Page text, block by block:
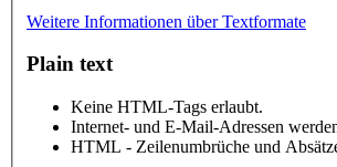
Weitere Informationen über Textformate
Plain text
Keine HTML-Tags erlaubt.
Internet- und E-Mail-Adressen
HTML - Zeilenumbrüche und